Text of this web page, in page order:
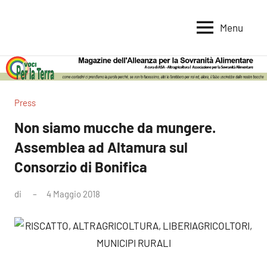
per
la
Terra
per
la
Alimentare
Menu
Press
Non siamo mucche da mungere.
Assemblea ad Altamura sul
Consorzio di Bonifica
di 4 Maggio 2018